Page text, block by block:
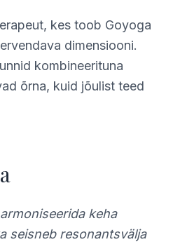
kes toob Goyoga
dimensiooni.
kombineerituna
õrna, kuid jõulist teed
keha
seisneb resonantsvälja